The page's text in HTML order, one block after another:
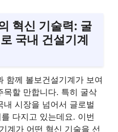
혁신 기술력: 굴
국내 건설기계
함께 볼보건설기계가 보여
목할 만합니다. 특히 굴삭
시장을 넘어서 글로벌
다지고 있는데요. 이번
계가 어떤 혁신 기술을 선